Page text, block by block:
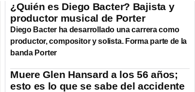
¿Quién es Diego Bacter? Bajista y
productor musical de Porter
Diego Bacter ha desarrollado una carrera como
productor, compositor y solista. Forma parte de la
banda Porter
Muere Glen Hansard a los 56 años;
esto es lo que se sabe del accidente